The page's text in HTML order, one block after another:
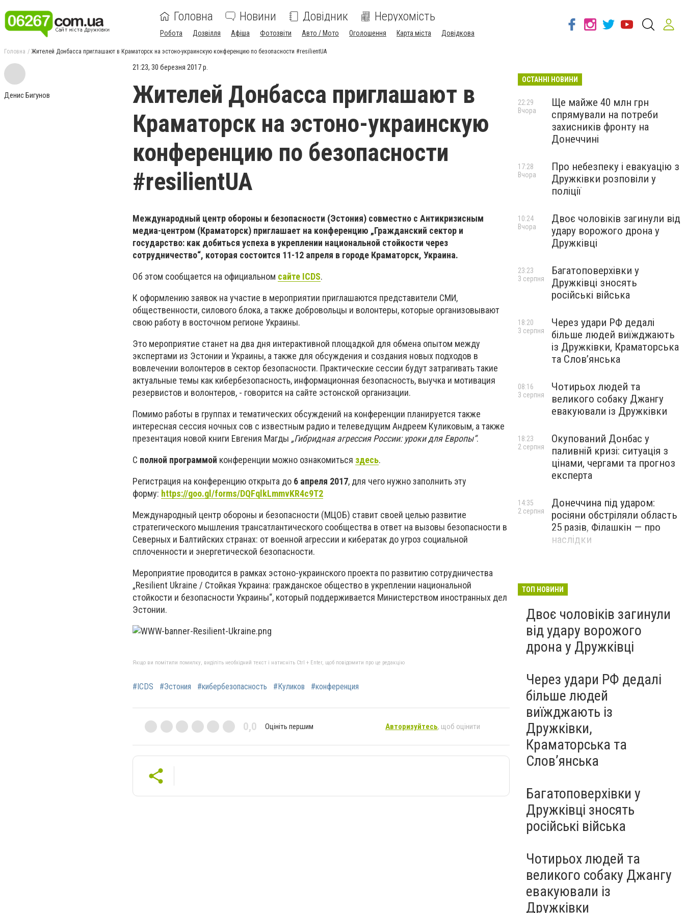
Головна Новини Довідник Нерухомість
Робота Дозвілля Афіша Фотозвіти Авто / Мото Оголошення Карта міста Довідкова
Головна Жителей Донбасса приглашают в Краматорск на эстоно-украинскую конференцию по безопасности #resilientUA
Денис Бигунов
21:23, 30 березня 2017 р.
Жителей Донбасса приглашают в
Краматорск на эстоно-украинскую
конференцию по безопасности
#resilientUA
Международный центр обороны и безопасности (Эстония) совместно с Антикризисным
медиа-центром (Краматорск) приглашает на конференцию „Гражданский сектор и
государство: как добиться успеха в укреплении национальной стойкости через
сотрудничество“, которая состоится 11-12 апреля в городе Краматорск, Украина.
Об этом сообщается на официальном сайте ICDS.
К оформлению заявок на участие в мероприятии приглашаются представители СМИ,
общественности, силового блока, а также добровольцы и волонтеры, которые организовывают
свою работу в восточном регионе Украины.
Это мероприятие станет на два дня интерактивной площадкой для обмена опытом между
экспертами из Эстонии и Украины, а также для обсуждения и создания новых подходов в
вовлечении волонтеров в сектор безопасности. Практические сессии будут затрагивать такие
актуальные темы как кибербезопасность, информационная безопасность, выучка и мотивация
резервистов и волонтеров, - говорится на сайте эстонской организации.
Помимо работы в группах и тематических обсуждений на конференции планируется также
интересная сессия ночных сов с известным радио и телеведущим Андреем Куликовым, а также
презентация новой книги Евгения Магды „Гибридная агрессия России: уроки для Европы“.
С полной программой конференции можно ознакомиться здесь.
Регистрация на конференцию открыта до 6 апреля 2017, для чего нужно заполнить эту
форму: https://goo.gl/forms/DQFqlkLmmvKR4c9T2
Международный центр обороны и безопасности (МЦОБ) ставит своей целью развитие
стратегического мышления трансатлантического сообщества в ответ на вызовы безопасности в
Северных и Балтийских странах: от военной агрессии и кибератак до угроз социальной
сплоченности и энергетической безопасности.
Мероприятие проводится в рамках эстоно-украинского проекта по развитию сотрудничества
„Resilient Ukraine / Стойкая Украина: гражданское общество в укреплении национальной
стойкости и безопасности Украины“, который поддерживается Министерством иностранных дел
Эстонии.
Якщо ви помітили помилку, виділіть необхідний текст і натисніть Ctrl + Enter, щоб повідомити про це редакцію
#ICDS #Эстония #кибербезопасность #Куликов #конференция
0,0 Оцініть першим Авторизуйтесь, щоб оцінити
ОСТАННІ НОВИНИ
Ще майже 40 млн грн
спрямували на потреби
захисників фронту на
Донеччині
22:29
Вчора
Про небезпеку і евакуацію з
Дружківки розповіли у
поліції
17:28
Вчора
Двоє чоловіків загинули від
удару ворожого дрона у
Дружківці
10:24
Вчора
Багатоповерхівки у
Дружківці зносять
російські війська
23:23
3 серпня
Через удари РФ дедалі
більше людей виїжджають
із Дружківки, Краматорська
та Слов’янська
18:20
3 серпня
Чотирьох людей та
великого собаку Джангу
евакуювали із Дружківки
08:16
3 серпня
Окупований Донбас у
паливній кризі: ситуація з
цінами, чергами та прогноз
експерта
18:23
2 серпня
Донеччина під ударом:
росіяни обстріляли область
25 разів, Філашкін — про
наслідки
14:35
2 серпня
ТОП НОВИНИ
Двоє чоловіків загинули
від удару ворожого
дрона у Дружківці
Через удари РФ дедалі
більше людей
виїжджають із
Дружківки,
Краматорська та
Слов’янська
Багатоповерхівки у
Дружківці зносять
російські війська
Чотирьох людей та
великого собаку Джангу
евакуювали із
Дружківки